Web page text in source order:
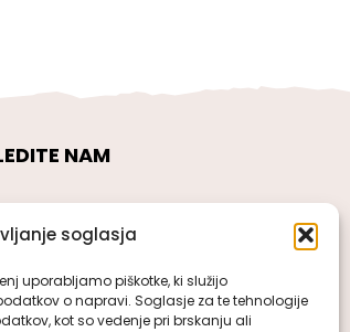
soglasja
uporabljamo piškotke, ki služijo
o napravi. Soglasje za te tehnologije
kot so vedenje pri brskanju ali
NAM